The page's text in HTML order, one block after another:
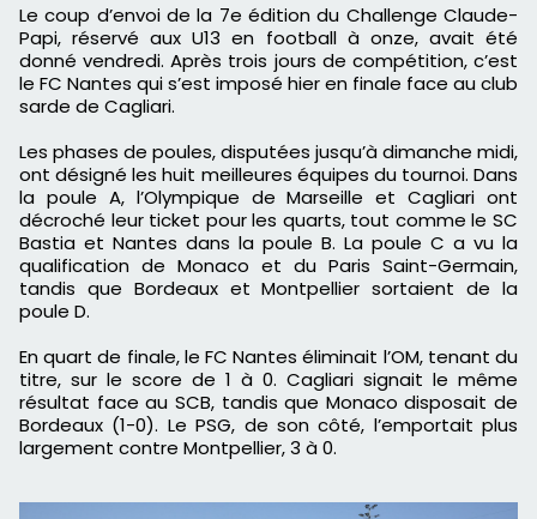
Le coup d’envoi de la 7e édition du Challenge Claude-
Papi, réservé aux U13 en football à onze, avait été
donné vendredi. Après trois jours de compétition, c’est
le FC Nantes qui s’est imposé hier en finale face au club
sarde de Cagliari.
Les phases de poules, disputées jusqu’à dimanche midi,
ont désigné les huit meilleures équipes du tournoi. Dans
la poule A, l’Olympique de Marseille et Cagliari ont
décroché leur ticket pour les quarts, tout comme le SC
Bastia et Nantes dans la poule B. La poule C a vu la
qualification de Monaco et du Paris Saint-Germain,
tandis que Bordeaux et Montpellier sortaient de la
poule D.
En quart de finale, le FC Nantes éliminait l’OM, tenant du
titre, sur le score de 1 à 0. Cagliari signait le même
résultat face au SCB, tandis que Monaco disposait de
Bordeaux (1-0). Le PSG, de son côté, l’emportait plus
largement contre Montpellier, 3 à 0.